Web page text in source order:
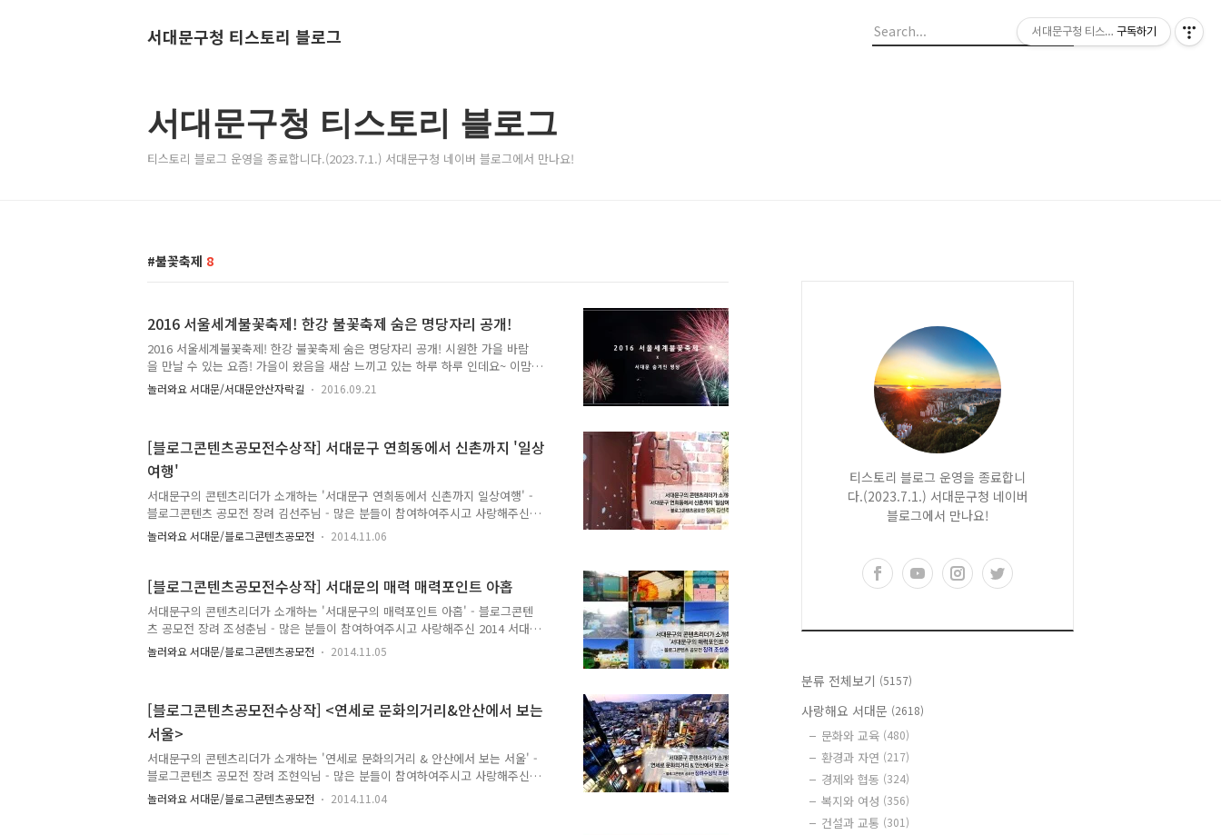
서대문구청 티스토리 블로그
서대문구청 티스토리 블로그
티스토리 블로그 운영을 종료합니다.(2023.7.1.) 서대문구청 네이버 블로그에서 만나요!
불꽃축제 8
2016 서울세계불꽃축제! 한강 불꽃축제 숨은 명당자리 공개!
2016 서울세계불꽃축제! 한강 불꽃축제 숨은 명당자리 공개! 시원한 가을 바람
을 만날 수 있는 요즘! 가을이 왔음을 새삼 느끼고 있는 하루 하루 인데요~ 이맘
때쯤 생각나는 축제 바로 '불꽃축제'인데요~ ^^ 밤하늘을 수놓은 불꽃을 보기위
해 많은 분들이 모이는 서울 대표 축제중 하나죠! 한강에서 열리는 축제인데
잘 보셨나요? 이곳은 바로 서대문 안산 정상이에요~ 서울 전경을 한 눈에 볼 수
있는 곳인데요. 이미 해돋이 명소로도 유명한 곳입니다! 이곳에서 '불꽃축제'가
볼 수 있냐고요? 네!! 있습니다!! 확인해볼까요~ ▲ 사진출처 : 제2회 서..
놀러와요 서대문/서대문안산자락길 2016.09.21
[블로그콘텐츠공모전수상작] 서대문구 연희동에서 신촌까지 '일상
여행'
서대문구의 콘텐츠리더가 소개하는 '서대문구 연희동에서 신촌까지 일상여행' -
블로그콘텐츠 공모전 장려 김선주님 - 많은 분들이 참여하여주시고 사랑해주신
2014 서대문구 블로그 콘텐츠 공모전! 소중한 콘텐츠들을 하나하나 소개하며 여
러분께 공개하는 시간!♥ 오늘은 장려 작품(김선주님)의 '서대문구 연희동에서 신
까지 도보여행을 하며 바라보는 서대문구 구석구석의 일상이야기입니다. 연희동
에서 시작된 여행은 신촌 연세로까지 이어진답니다. 누구에게는 일상으로 다가오
는 공간이고, 길이지만, 낯선 이에게는 일상이 낯설게 다가오지요, 한번쯤 빠져
들게 만드는 일상사진을 통해 작가님의 여행길에 나타난 가게들의 정보와, 가게
들의 모습이 담겨있답니다...
놀러와요 서대문/블로그콘텐츠공모전 2014.11.06
[블로그콘텐츠공모전수상작] 서대문의 매력 매력포인트 아홉
서대문구의 콘텐츠리더가 소개하는 '서대문구의 매력포인트 아홉' - 블로그콘텐
츠 공모전 장려 조성춘님 - 많은 분들이 참여하여주시고 사랑해주신 2014 서대문
구 블로그 콘텐츠 공모전! 소중한 콘텐츠들을 하나하나 소개하며 여러분께 공개
하는 시간!♥ 오늘은 장려 작품(조성춘님)의 '서대문의 매력포인트 아홉'을 소개
시장, 홍제동 개미마을, 홍제천변 걷기코스, 불광천변 걷기코스에 대하여 한번쯤
가보고 싶게 만드는 멋진 사진과, 작가님이 직접 가보고 느낀 감성이 고스란히
글에 뭍어 있습니다. 서대문구을 잘 모르시는 분에게 서대문구의 매력을 여행을
통하여 전달해..
놀러와요 서대문/블로그콘텐츠공모전 2014.11.05
[블로그콘텐츠공모전수상작] <연세로 문화의거리&안산에서 보는
서울>
서대문구의 콘텐츠리더가 소개하는 '연세로 문화의거리 & 안산에서 보는 서울' -
블로그콘텐츠 공모전 장려 조현익님 - 많은 분들이 참여하여주시고 사랑해주신
2014 서대문구 블로그 콘텐츠 공모전! 소중한 콘텐츠들을 하나하나 소개하며 여
러분께 공개하는 시간!♥ 오늘은 장려 작품(조현익님)의 '연세로 문화의거리 & 안
놀러와요 서대문/블로그콘텐츠공모전 2014.11.04
티스토리 블로그 운영을 종료합니
다.(2023.7.1.) 서대문구청 네이버
블로그에서 만나요!
분류 전체보기 (5157)
사랑해요 서대문 (2618)
문화와 교육 (480)
환경과 자연 (217)
경제와 협동 (324)
복지와 여성 (356)
건설과 교통 (301)
서대문구청 티스토리 블로그
구독하기